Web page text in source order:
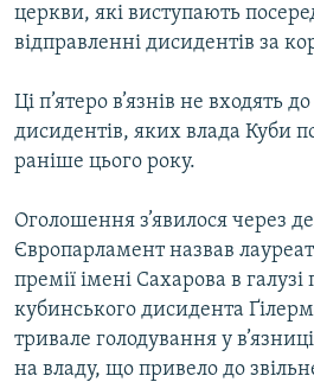
СВІТ
КИТАЙ.ВИКЛИКИ
МУЛЬТИМЕДІА
ФОТО
СПЕЦПРОЄКТИ
КРИМ РЕАЛІЇ
РУС
УКР
КТАТ
церкви, які виступають
відправленні дисидентів за
Ці п’ятеро в’язнів не входять
дисидентів, яких влада Куби
раніше цього року.
Оголошення з’явилося через
Європарламент назвав
премії імені Сахарова в
кубинського дисидента
тривале голодування у
на владу, що привело до